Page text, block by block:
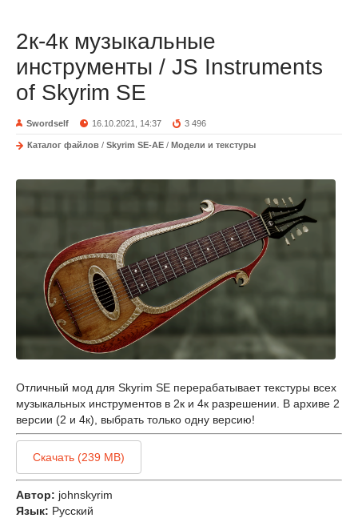
2к-4к музыкальные
инструменты / JS Instruments
of Skyrim SE
Swordself 16.10.2021, 14:37 3 496
Каталог файлов / Skyrim SE-AE / Модели и текстуры
Отличный мод для Skyrim SE перерабатывает текстуры всех
музыкальных инструментов в 2к и 4к разрешении. В архиве 2
версии (2 и 4к), выбрать только одну версию!
Скачать (239 MB)
Автор: johnskyrim
Язык: Русский